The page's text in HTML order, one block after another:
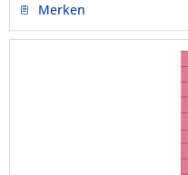
Merken